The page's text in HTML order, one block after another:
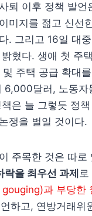
퇴 이후 정책 발언
미지를 젊고 신선
. 그리고 16일 대
혔다. 생애 첫 주
주택 공급 확대
6,000달러, 노동자
은 늘 그렇듯 정
쟁을 벌일 것이다.
주목한 것은 따로
락을 최우선 과제 로
과 부당한
언하고, 연방거래위